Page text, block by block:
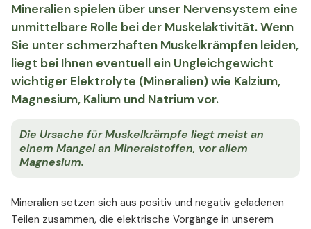
Mineralien spielen über unser Nervensystem eine
unmittelbare Rolle bei der Muskelaktivität. Wenn
Sie unter schmerzhaften Muskelkrämpfen leiden,
liegt bei Ihnen eventuell ein Ungleichgewicht
wichtiger Elektrolyte (Mineralien) wie Kalzium,
Magnesium, Kalium und Natrium vor.
Die Ursache für Muskelkrämpfe liegt meist an
einem Mangel an Mineralstoffen, vor allem
Magnesium.
Mineralien setzen sich aus positiv und negativ geladenen
Teilen zusammen, die elektrische Vorgänge in unserem